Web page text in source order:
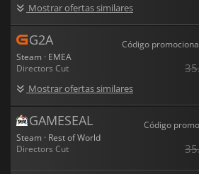
Mostrar ofertas similares
G2A
Steam · EMEA
Directors Cut
Mostrar ofertas similares
Código
GAMESEAL
Steam · Rest of World
Directors Cut
Código